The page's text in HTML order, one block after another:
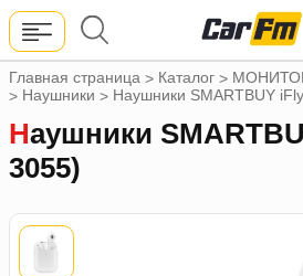
Главная страница > Каталог >
> Наушники > Наушники SMARTBUY
Наушники SMARTBUY iFly (SBH-
3055)